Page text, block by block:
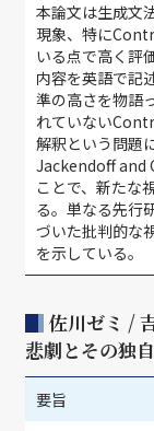
本論文は生成文
現象、特に
いる点で高く評
内容を英語で記
準の高さを物語
れていない
解釈という問題
Jackendoff and
ことで、新たな
る。単なる先行
づいた批判的な
を示している。
佐川ゼミ /
悲劇とその独
要旨